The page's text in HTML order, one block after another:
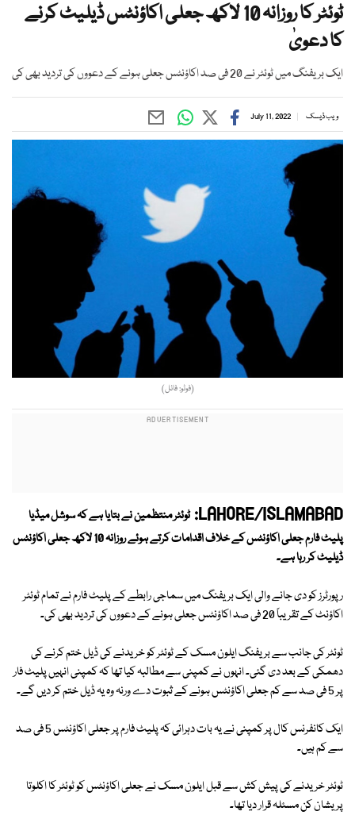
ٹوئٹر کا روزانہ 10 لاکھ جعلی اکاؤنٹس ڈیلیٹ کرنے
کا دعویٰ
ایک بریفنگ میں ٹوئٹر نے 20 فی صد اکاؤنٹس جعلی ہونے کے دعووں کی تردید بھی کی
ویب ڈیسک July 11, 2022
(فوٹو: فائل)
LAHORE/ISLAMABAD: ٹوئٹر منتظمین نے بتایا ہے کہ سوشل میڈیا
پلیٹ فارم جعلی اکاؤنٹس کے خلاف اقدامات کرتے ہوئے روزانہ 10 لاکھ جعلی اکاؤنٹس
ڈیلیٹ کر رہا ہے۔
رپورٹرز کو دی جانے والی ایک بریفنگ میں سماجی رابطے کے پلیٹ فارم نے تمام ٹوئٹر
اکاؤنٹ کے تقریباً 20 فی صد اکاؤنٹس جعلی ہونے کے دعووں کی تردید بھی کی۔
ٹوئٹر کی جانب سے بریفنگ ایلون مسک کے ٹوئٹر کو خریدنے کی ڈیل ختم کرنے کی
دھمکی کے بعد دی گئی۔ انہوں نے کمپنی سے مطالبہ کیا تھا کہ کمپنی انہیں پلیٹ فار
پر 5 فی صد سے کم جعلی اکاؤنٹس ہونے کے ثبوت دے ورنہ وہ یہ ڈیل ختم کر دیں گے۔
ایک کانفرنس کال پر کمپنی نے یہ بات دہرائی کہ پلیٹ فارم پر جعلی اکاؤنٹس 5 فی صد
سے کم ہیں۔
ٹوئٹر خریدنے کی پیش کش سے قبل ایلون مسک نے جعلی اکاؤنٹس کو ٹوئٹر کا اکلوتا
پریشان کن مسئلہ قرار دیا تھا۔